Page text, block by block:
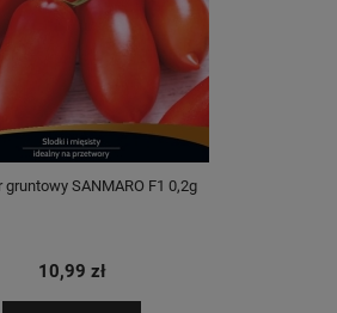
gruntowy SANMARO F1 0,2g
10,99 zł